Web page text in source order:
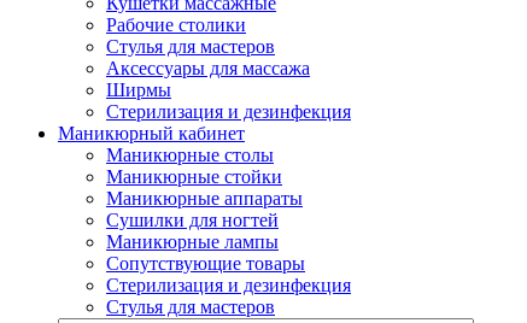
Рабочие столики
Стулья для мастеров
Аксессуары для массажа
Ширмы
Стерилизация и дезинфекция
Маникюрный кабинет
Маникюрные столы
Маникюрные стойки
Маникюрные аппараты
Сушилки для ногтей
Маникюрные лампы
Сопутствующие товары
Стерилизация и дезинфекция
Стулья для мастеров